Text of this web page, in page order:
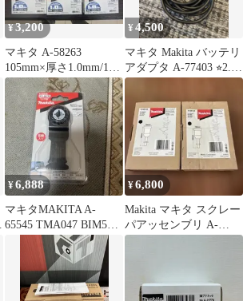
¥3,200
マキタ A-58263
105mm×厚さ1.0mm/10
枚入 3セット
¥4,500
マキタ Makita バッテリ
アダプタ A-77403 ⭐︎2.3
回使用⭐︎
¥6,888
マキタMAKITA A-
65545 TMA047 BIM5枚
¥6,800
Makita マキタ スクレー
パアッセンブリ A-
68155 2個セット